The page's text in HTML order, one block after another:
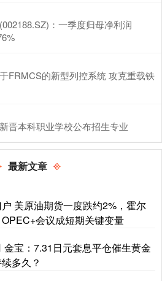
：一季度归母净利润
FRMCS的新型列控系统 攻克重载铁
晋本科职业学校公布招生专业
最新文章
美原油期货一度跌约2%，霍尔
会议成短期关键变量
金宝：7.31日元套息平仓催生黄金
多久？